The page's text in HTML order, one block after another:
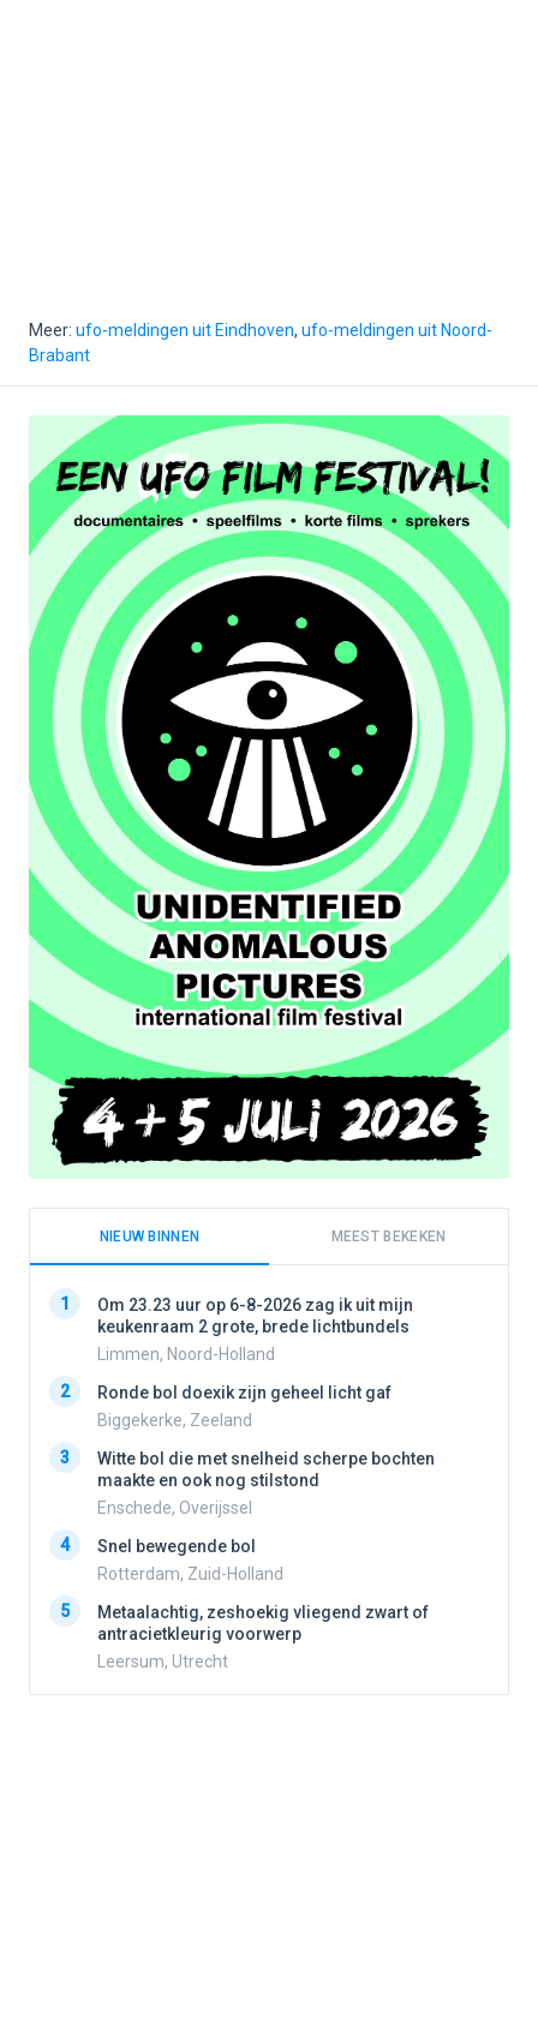
Meer: ufo-meldingen uit Eindhoven, ufo-meldingen uit Noord-
Brabant
NIEUW BINNEN MEEST BEKEKEN
1
Om 23.23 uur op 6-8-2026 zag ik uit mijn
keukenraam 2 grote, brede lichtbundels
Limmen, Noord-Holland
2
Ronde bol doexik zijn geheel licht gaf
Biggekerke, Zeeland
3
Witte bol die met snelheid scherpe bochten
maakte en ook nog stilstond
Enschede, Overijssel
4
Snel bewegende bol
Rotterdam, Zuid-Holland
5
Metaalachtig, zeshoekig vliegend zwart of
antracietkleurig voorwerp
Leersum, Utrecht